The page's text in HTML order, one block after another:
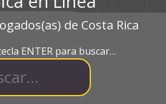
de Costa Rica
ENTER para buscar…